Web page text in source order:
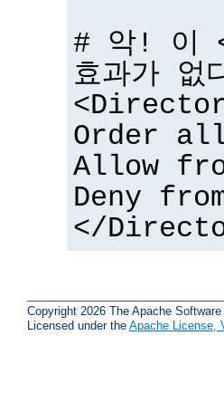
# 악! 이
효과가 없
Order
Allow
Deny
</
Copyright 2026 The Apache Software
Licensed under the Apache License,